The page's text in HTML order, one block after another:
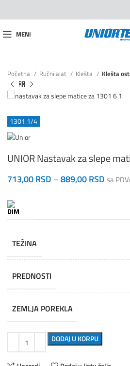
MENI
Početna Ručni alat Klešta Klešta
1301.1/4
UNIOR Nastavak za slepe
713,00RSD –889,00RSD sa
TEŽINA
PREDNOSTI
ZEMLJA POREKLA
DODAJ U KORPU